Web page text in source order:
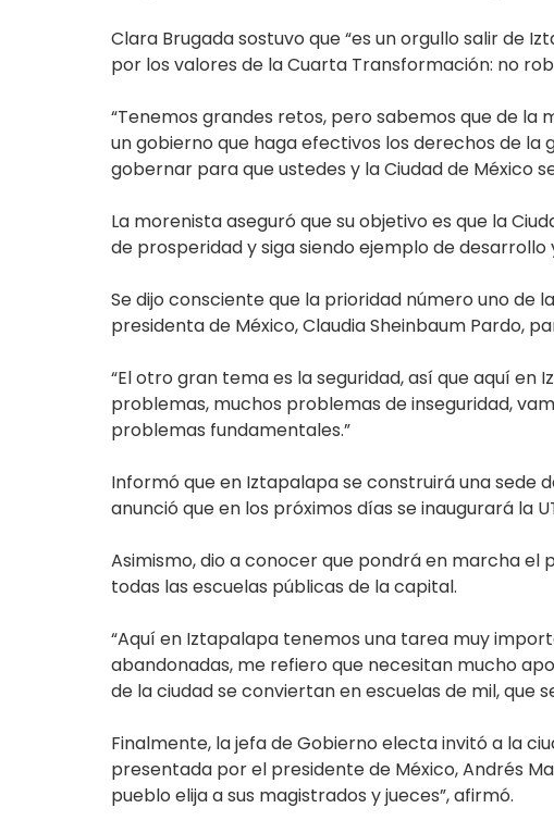
Clara Brugada sostuvo que “es un orgullo salir de
por los valores de la Cuarta Transformación: no
“Tenemos grandes retos, pero sabemos que de
un gobierno que haga efectivos los derechos de
gobernar para que ustedes y la Ciudad de México
La morenista aseguró que su objetivo es que la
de prosperidad y siga siendo ejemplo de desarrollo
Se dijo consciente que la prioridad número uno de
presidenta de México, Claudia Sheinbaum Pardo,
“El otro gran tema es la seguridad, así que aquí
problemas, muchos problemas de inseguridad,
problemas fundamentales.”
Informó que en Iztapalapa se construirá una sede
anunció que en los próximos días se inaugurará la
Asimismo, dio a conocer que pondrá en marcha el
todas las escuelas públicas de la capital.
“Aquí en Iztapalapa tenemos una tarea muy
abandonadas, me refiero que necesitan mucho
de la ciudad se conviertan en escuelas de mil, que
Finalmente, la jefa de Gobierno electa invitó a la
presentada por el presidente de México, Andrés
pueblo elija a sus magistrados y jueces”, afirmó.